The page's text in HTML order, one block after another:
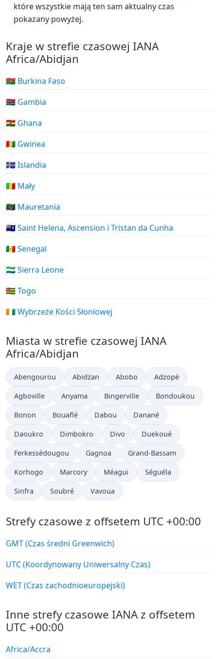
które wszystkie mają ten sam aktualny czas
pokazany powyżej.
Kraje w strefie czasowej IANA
Africa/Abidjan
🇧🇫 Burkina Faso
🇬🇲 Gambia
🇬🇭 Ghana
🇬🇳 Gwinea
🇮🇸 Islandia
🇲🇱 Mały
🇲🇷 Mauretania
🇸🇭 Saint Helena, Ascension i Tristan da Cunha
🇸🇳 Senegal
🇸🇱 Sierra Leone
🇹🇬 Togo
🇨🇮 Wybrzeże Kości Słoniowej
Miasta w strefie czasowej IANA
Africa/Abidjan
Abengourou Abidżan Abobo Adzopé
Agboville Anyama Bingerville Bondoukou
Bonon Bouaflé Dabou Danané
Daoukro Dimbokro Divo Duekoué
Ferkessédougou Gagnoa Grand-Bassam
Korhogo Marcory Méagui Séguéla
Sinfra Soubré Vavoua
Strefy czasowe z offsetem UTC +00:00
GMT (Czas średni Greenwich)
UTC (Koordynowany Uniwersalny Czas)
WET (Czas zachodnioeuropejski)
Inne strefy czasowe IANA z offsetem
UTC +00:00
Africa/Accra